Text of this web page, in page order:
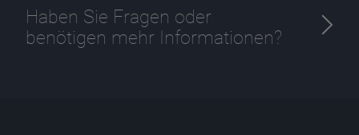
Haben Sie Fragen oder
benötigen mehr Informationen?
Name
CPref
Anbieter
D&C
Zweck